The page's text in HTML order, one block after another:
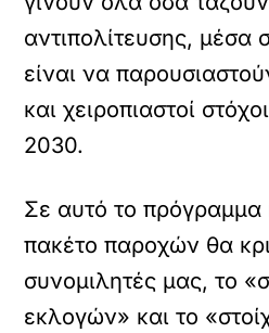
αντιπολίτευσης, μέσα
είναι να
και χειροπιαστοί
2030.
Σε αυτό το πρόγραμμα
πακέτο παροχών θα
συνομιλητές μας, το
εκλογών» και το